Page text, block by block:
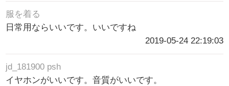
服を着る
日常用ならいいです。いいですね
2019-05-24 22:19:03
jd_181900 psh
イヤホンがいいです。音質がいいです。